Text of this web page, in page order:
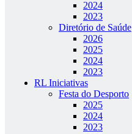
2024
2023
Diretório de Saúde
2026
2025
2024
2023
RL Iniciativas
Festa do Desporto
2025
2024
2023